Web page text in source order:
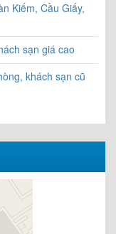
Kiếm, Cầu Giấy,
sạn giá cao
khách sạn cũ